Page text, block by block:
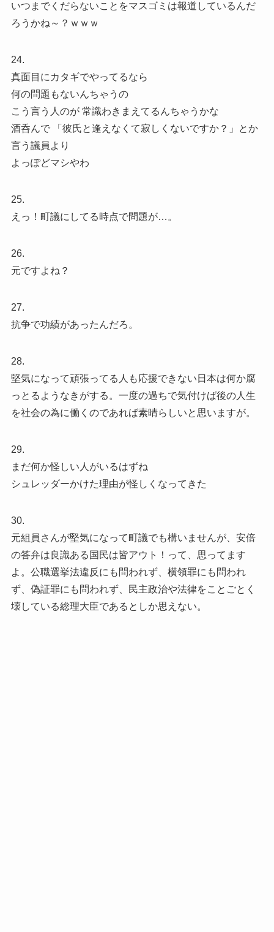
いつまでくだらないことをマスゴミは報道しているんだ
ろうかね～？ｗｗｗ
24.
真面目にカタギでやってるなら
何の問題もないんちゃうの
こう言う人のが 常識わきまえてるんちゃうかな
酒呑んで 「彼氏と逢えなくて寂しくないですか？」とか
言う議員より
よっぽどマシやわ
25.
えっ！町議にしてる時点で問題が…。
26.
元ですよね？
27.
抗争で功績があったんだろ。
28.
堅気になって頑張ってる人も応援できない日本は何か腐
っとるようなきがする。一度の過ちで気付けば後の人生
を社会の為に働くのであれば素晴らしいと思いますが。
29.
まだ何か怪しい人がいるはずね
シュレッダーかけた理由が怪しくなってきた
30.
元組員さんが堅気になって町議でも構いませんが、安倍
の答弁は良識ある国民は皆アウト！って、思ってます
よ。公職選挙法違反にも問われず、横領罪にも問われ
ず、偽証罪にも問われず、民主政治や法律をことごとく
壊している総理大臣であるとしか思えない。